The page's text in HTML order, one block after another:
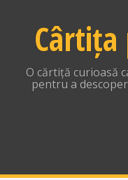
O cărtiță curioasă
pentru a